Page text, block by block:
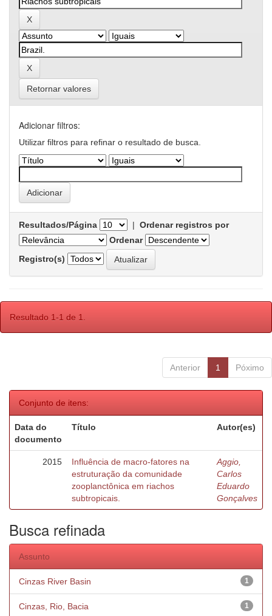
Retornar valores
Adicionar filtros:
Utilizar filtros para refinar o resultado de busca.
Resultados/Página | Ordenar registros por
Ordenar
Registro(s)
Resultado 1-1 de 1.
Anterior 1 Póximo
Conjunto de itens:
Data do
documento
Título Autor(es)
2015
Influência de macro-fatores na
estruturação da comunidade
zooplanctônica em riachos
subtropicais.
Aggio,
Carlos
Eduardo
Gonçalves
Busca refinada
Assunto
1
Cinzas River Basin
1
Cinzas, Rio, Bacia